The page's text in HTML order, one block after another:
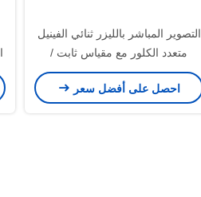
التصوير المباشر بالليزر ثنائي الفينيل
متعدد الكلور مع مقياس ثابت /
مقياس تلقائي / مقياس فاصل /
تنسيق ملف محاذاة التقسيم
احصل على أفضل سعر